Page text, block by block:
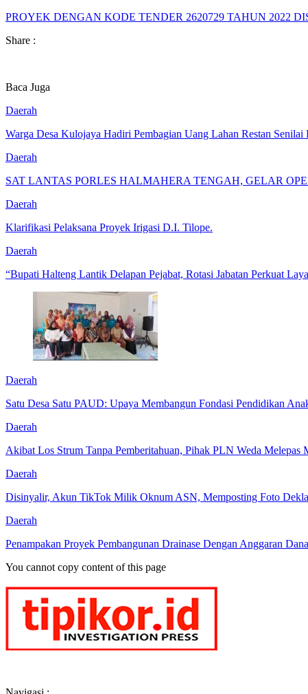
PROYEK DENGAN KODE TENDER 2620729 TAHUN 2022
Share :
Baca Juga
Daerah
Warga Desa Kulojaya Hadiri Pembagian Uang Lahan Restan Senilai
Daerah
SAT LANTAS PORLES HALMAHERA TENGAH, GELAR
Daerah
Klarifikasi Pelaksana Proyek Irigasi D.I. Tilope.
Daerah
“Bupati Halteng Lantik Delapan Pejabat, Rotasi Jabatan Perkuat
Daerah
Satu Desa Satu PAUD: Upaya Membangun Fondasi Pendidikan
Daerah
Akibat Los Strum Tanpa Pemberitahuan, Pihak PLN Weda Melepas
Daerah
Disinyalir, Akun TikTok Milik Oknum ASN, Memposting Foto
Daerah
Penampakan Proyek Pembangunan Drainase Dengan Anggaran
You cannot copy content of this page